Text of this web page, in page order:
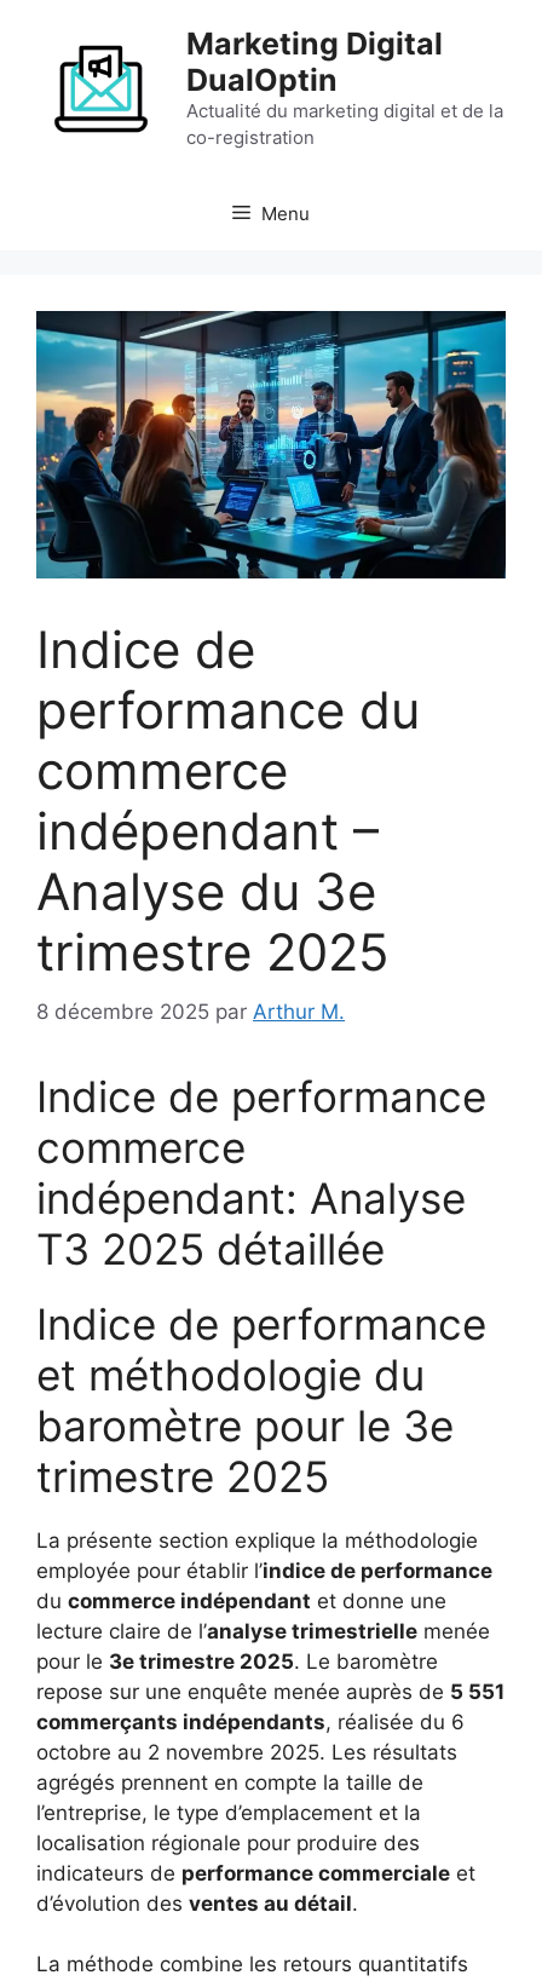
contenu
Marketing Digital
DualOptin
Actualité du marketing digital et de la
co-registration
Menu
Indice de
performance du
commerce
indépendant –
Analyse du 3e
trimestre 2025
8 décembre 2025 par Arthur M.
Indice de performance
commerce
indépendant: Analyse
T3 2025 détaillée
Indice de performance
et méthodologie du
baromètre pour le 3e
trimestre 2025
La présente section explique la méthodologie
employée pour établir l’indice de performance
du commerce indépendant et donne une
lecture claire de l’analyse trimestrielle menée
pour le 3e trimestre 2025. Le baromètre
repose sur une enquête menée auprès de 5 551
commerçants indépendants, réalisée du 6
octobre au 2 novembre 2025. Les résultats
agrégés prennent en compte la taille de
l’entreprise, le type d’emplacement et la
localisation régionale pour produire des
indicateurs de performance commerciale et
d’évolution des ventes au détail.
La méthode combine les retours quantitatifs